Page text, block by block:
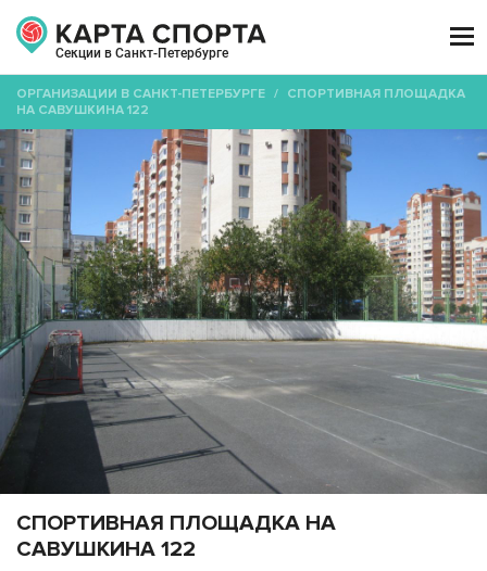
Секции в Санкт-Петербурге

ОРГАНИЗАЦИИ В САНКТ-ПЕТЕРБУРГЕ / СПОРТИВНАЯ ПЛОЩАДКА
НА САВУШКИНА 122
СПОРТИВНАЯ ПЛОЩАДКА НА
САВУШКИНА 122